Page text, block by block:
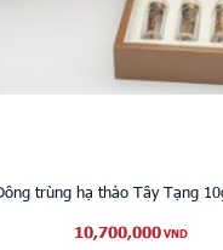
trùng hạ thảo Tây Tạng
10,700,000 VND